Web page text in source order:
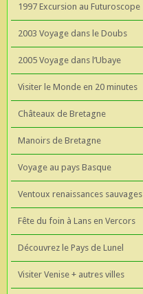
1997 Excursion au Futuroscope
2003 Voyage dans le Doubs
2005 Voyage dans l’Ubaye
Visiter le Monde en 20 minutes
Châteaux de Bretagne
Manoirs de Bretagne
Voyage au pays Basque
Ventoux renaissances sauvages
Fête du foin à Lans en Vercors
Découvrez le Pays de Lunel
Visiter Venise + autres villes